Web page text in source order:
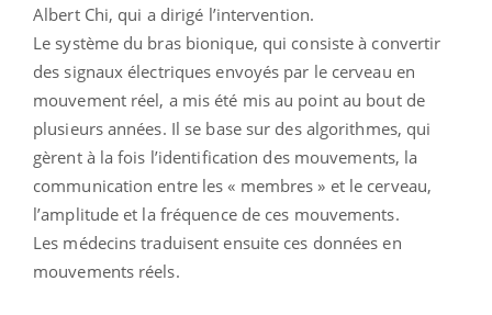
Albert Chi, qui a dirigé l’intervention.
Le système du bras bionique, qui consiste à convertir
des signaux électriques envoyés par le cerveau en
mouvement réel, a mis été mis au point au bout de
plusieurs années. Il se base sur des algorithmes, qui
gèrent à la fois l’identification des mouvements, la
communication entre les « membres » et le cerveau,
l’amplitude et la fréquence de ces mouvements.
Les médecins traduisent ensuite ces données en
mouvements réels.